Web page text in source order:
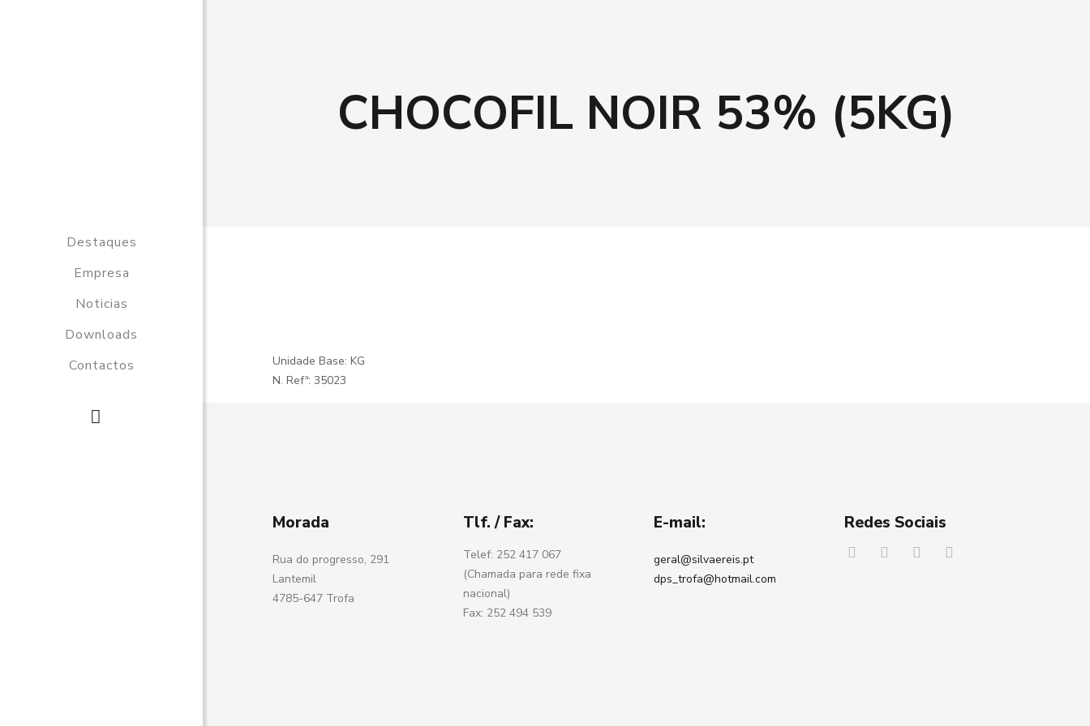
Destaques
Empresa
Noticias
Downloads
Contactos
CHOCOFIL NOIR 53% (5KG)
Unidade Base: KG
N. Refª: 35023
Morada
Rua do progresso, 291
Lantemil
4785-647 Trofa
Tlf. / Fax:
Telef: 252 417 067
(Chamada para rede fixa
nacional)
Fax: 252 494 539
E-mail:
geral@silvaereis.pt
dps_trofa@hotmail.com
Redes Sociais